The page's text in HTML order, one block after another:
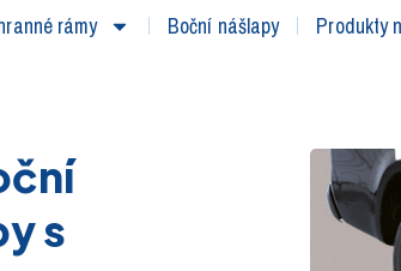
rámy Boční nášlapy Produkty
s